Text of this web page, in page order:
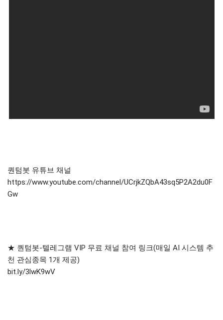
퀀텀봇 유튜브 채널
https://www.youtube.com/channel/UCrjkZQbA43sq5P2A2du0F
Gw
★ 퀀텀봇-텔레그램 VIP 무료 채널 참여 링크(매일 AI 시스템 추
천 관심종목 1개 제공)
bit.ly/3lwK9wV